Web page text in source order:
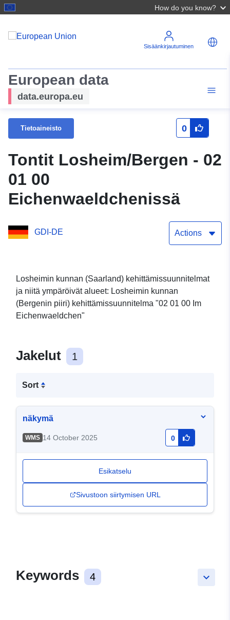
How do you know?
Sisäänkirjautuminen
European data
data.europa.eu
Tietoaineisto 0
Tontit Losheim/Bergen - 02
01 00
Eichenwaeldchenissä
GDI-DE Actions
Losheimin kunnan (Saarland) kehittämissuunnitelmat
ja niitä ympäröivät alueet: Losheimin kunnan
(Bergenin piiri) kehittämissuunnitelma "02 01 00 Im
Eichenwaeldchen"
Jakelut 1
Sort
näkymä
WMS 14 October 2025 0
Esikatselu
Sivustoon siirtymisen URL
keyboard_arrow_down
Keywords 4